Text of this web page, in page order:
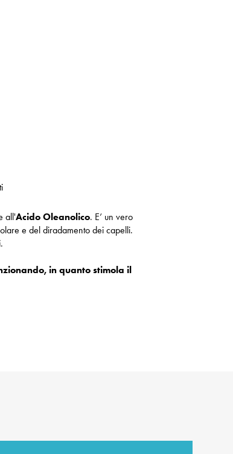
all'Acido Oleanolico. E’ un vero
e del diradamento dei capelli.
in quanto stimola il